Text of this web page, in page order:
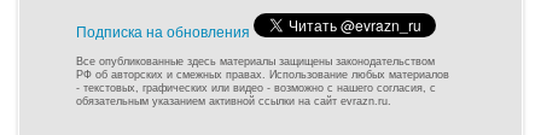
Подписка на обновления
Все опубликованные здесь материалы защищены законодательством
РФ об авторских и смежных правах. Использование любых материалов
- текстовых, графических или видео - возможно с нашего согласия, с
обязательным указанием активной ссылки на сайт evrazn.ru.